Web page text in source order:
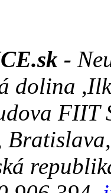
-
dolina
FIIT
Bratislava,